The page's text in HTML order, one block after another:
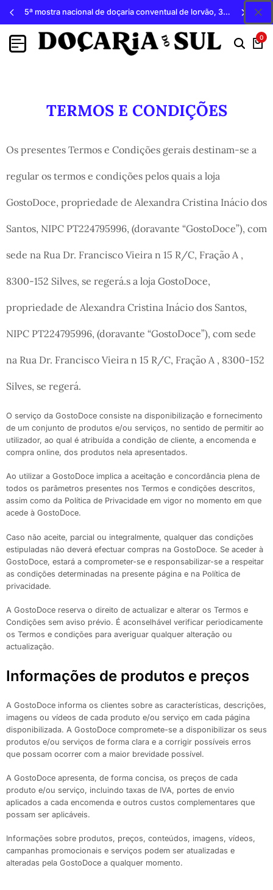
5ª mostra nacional de doçaria conventual de lorvão, 3, 4 e 5 de outubro 2026, penacova
0
TERMOS E CONDIÇÕES
Os presentes Termos e Condições gerais destinam-se a
regular os termos e condições pelos quais a loja
GostoDoce, propriedade de Alexandra Cristina Inácio dos
Santos, NIPC PT224795996, (doravante “GostoDoce”), com
sede na Rua Dr. Francisco Vieira n 15 R/C, Fração A ,
8300-152 Silves, se regerá.s a loja GostoDoce,
propriedade de Alexandra Cristina Inácio dos Santos,
NIPC PT224795996, (doravante “GostoDoce”), com sede
na Rua Dr. Francisco Vieira n 15 R/C, Fração A , 8300-152
Silves, se regerá.
O serviço da GostoDoce consiste na disponibilização e fornecimento
de um conjunto de produtos e/ou serviços, no sentido de permitir ao
utilizador, ao qual é atribuída a condição de cliente, a encomenda e
compra online, dos produtos nela apresentados.
Ao utilizar a GostoDoce implica a aceitação e concordância plena de
todos os parâmetros presentes nos Termos e condições descritos,
assim como da Política de Privacidade em vigor no momento em que
acede à GostoDoce.
Caso não aceite, parcial ou integralmente, qualquer das condições
estipuladas não deverá efectuar compras na GostoDoce. Se aceder à
GostoDoce, estará a comprometer-se e responsabilizar-se a respeitar
as condições determinadas na presente página e na Política de
privacidade.
A GostoDoce reserva o direito de actualizar e alterar os Termos e
Condições sem aviso prévio. É aconselhável verificar periodicamente
os Termos e condições para averiguar qualquer alteração ou
actualização.
Informações de produtos e preços
A GostoDoce informa os clientes sobre as características, descrições,
imagens ou vídeos de cada produto e/ou serviço em cada página
disponibilizada. A GostoDoce compromete-se a disponibilizar os seus
produtos e/ou serviços de forma clara e a corrigir possíveis erros
que possam ocorrer com a maior brevidade possível.
A GostoDoce apresenta, de forma concisa, os preços de cada
produto e/ou serviço, incluindo taxas de IVA, portes de envio
aplicados a cada encomenda e outros custos complementares que
possam ser aplicáveis.
Informações sobre produtos, preços, conteúdos, imagens, vídeos,
campanhas promocionais e serviços podem ser atualizadas e
alteradas pela GostoDoce a qualquer momento.